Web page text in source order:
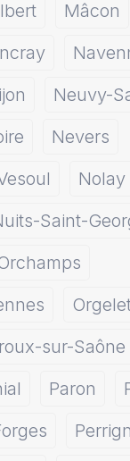
Mâcon
Neuvy-
Nevers
Nolay
Saint-
sur-Saône
Paron